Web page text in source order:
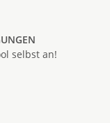
selbst an!